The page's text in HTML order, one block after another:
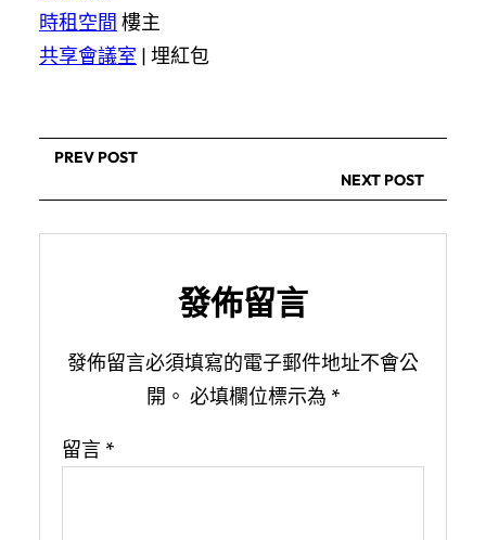
時租空間 樓主
共享會議室 | 埋紅包
PREV POST
NEXT POST
發佈留言
發佈留言必須填寫的電子郵件地址不會公
開。 必填欄位標示為 *
留言 *